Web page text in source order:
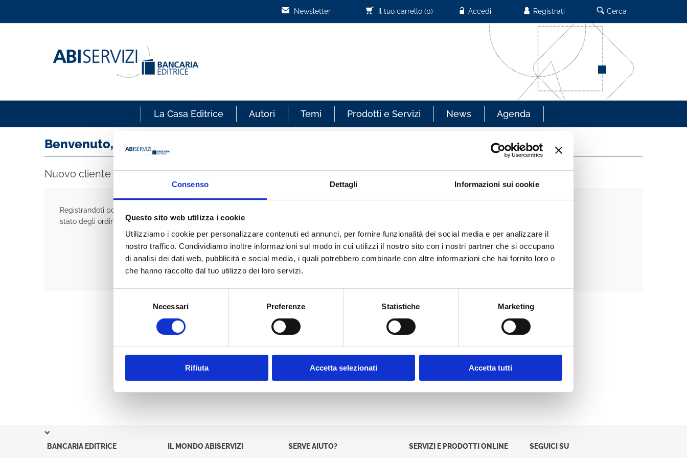
Consenso Dettagli Informazioni sui cookie
Questo sito web utilizza i cookie
Utilizziamo i cookie per personalizzare contenuti ed annunci, per fornire funzionalità dei social media e per analizzare il
nostro traffico. Condividiamo inoltre informazioni sul modo in cui utilizzi il nostro sito con i nostri partner che si occupano
di analisi dei dati web, pubblicità e social media, i quali potrebbero combinarle con altre informazioni che hai fornito loro o
che hanno raccolto dal tuo utilizzo dei loro servizi.
Necessari Preferenze Statistiche Marketing
Rifiuta Accetta selezionati Accetta tutti
Cerca
Registrati
Accedi
Il tuo carrello (0)
Newsletter
La Casa Editrice Autori Temi Prodotti e Servizi News Agenda
Benvenuto, accedi!
Nuovo cliente
Registrandoti potrai acquistare velocemente, essere sempre aggiornato sullo
stato degli ordini e rivedere la storia degli acquisti effettuati
Cliente già registrato
Password:
BANCARIA EDITRICE IL MONDO ABISERVIZI SERVE AIUTO? SERVIZI E PRODOTTI ONLINE SEGUICI SU